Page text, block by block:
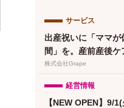
サービス
出産祝いに「ママが
間」を。産前産後ケ
「ぶどうの木」、複
株式会社Grape
経営情報
【NEW OPEN】9/